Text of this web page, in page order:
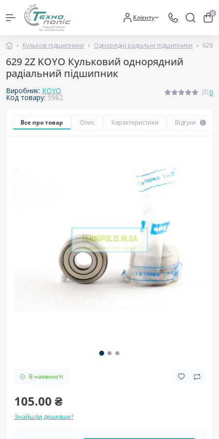
Клієнту 0
Кулькові підшипники Однорядні радіальні підшипники 629
629 2Z KOYO Кульковий однорядний
радіальний підшипник
Виробник: KOYO
Код товару:5982
0
Все про товар Опис Характеристики Відгуки 0
В наявності
105.00 ₴
Знайшли дешевше?